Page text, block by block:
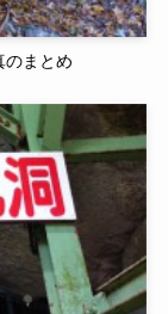
のまとめ